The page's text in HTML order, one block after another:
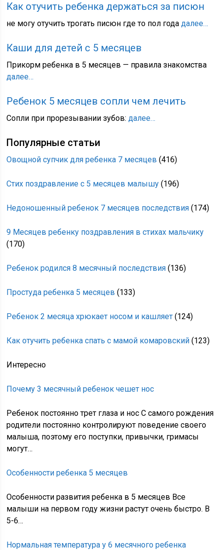
Как отучить ребенка держаться за писюн
не могу отучить трогать писюн где то пол годадалее…
Каши для детей с 5 месяцев
Прикорм ребенка в 5 месяцев — правила знакомства
далее…
Ребенок 5 месяцев сопли чем лечить
Сопли при прорезывании зубов:далее…
Популярные статьи
Овощной супчик для ребенка 7 месяцев (416)
Стих поздравление с 5 месяцев малышу (196)
Недоношенный ребенок 7 месяцев последствия (174)
9 Месяцев ребенку поздравления в стихах мальчику
(170)
Ребенок родился 8 месячный последствия (136)
Простуда ребенка 5 месяцев (133)
Ребенок 2 месяца хрюкает носом и кашляет (124)
Как отучить ребенка спать с мамой комаровский (123)
Интересно
Почему 3 месячный ребенок чешет нос
Ребенок постоянно трет глаза и нос С самого рождения
родители постоянно контролируют поведение своего
малыша, поэтому его поступки, привычки, гримасы
могут…
Особенности ребенка 5 месяцев
Особенности развития ребенка в 5 месяцев Все
малыши на первом году жизни растут очень быстро. В
5-6…
Нормальная температура у 6 месячного ребенка